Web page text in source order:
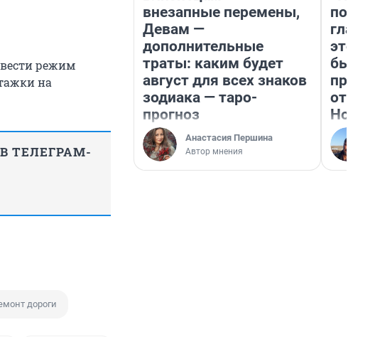
режим
на
ТЕЛЕГРАМ-
дороги
внезапные перемены,
Девам —
дополнительные
траты: каким будет
август для всех знаков
зодиака — таро-
прогноз
Анастасия Першина
Автор мнения
этого
бьет